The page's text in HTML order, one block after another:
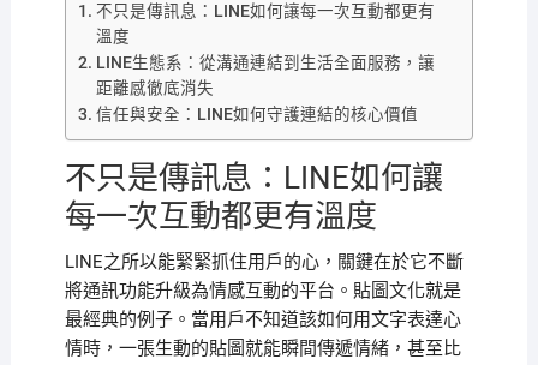
不只是傳訊息：LINE如何讓每一次互動都更有
溫度
LINE生態系：從溝通連結到生活全面服務，讓
距離感徹底消失
信任與安全：LINE如何守護連結的核心價值
不只是傳訊息：LINE如何讓
每一次互動都更有溫度
LINE之所以能緊緊抓住用戶的心，關鍵在於它不斷
將通訊功能升級為情感互動的平台。貼圖文化就是
最經典的例子。當用戶不知道該如何用文字表達心
情時，一張生動的貼圖就能瞬間傳遞情緒，甚至比